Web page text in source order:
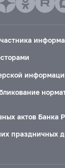
актов Банка
праздничных